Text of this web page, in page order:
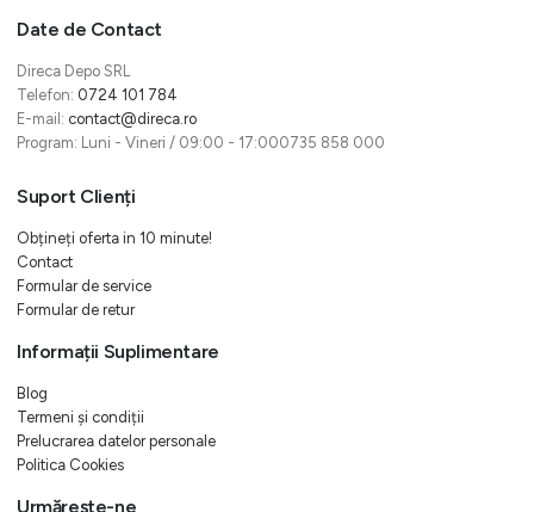
Date de Contact
Direca Depo SRL
Telefon: 0724 101 784
E-mail: contact@direca.ro
Program: Luni - Vineri / 09:00 - 17:000735 858 000
Suport Clienți
Obțineți oferta in 10 minute!
Contact
Formular de service
Formular de retur
Informații Suplimentare
Blog
Termeni și condiții
Prelucrarea datelor personale
Politica Cookies
Urmărește-ne